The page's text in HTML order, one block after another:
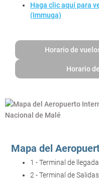
Haga clic aquí para
(Immuga)
Horario de
Horario
Mapa del
1 - Terminal de
2 - Terminal de